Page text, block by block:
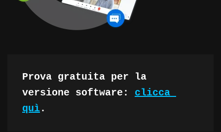
Prova gratuita per la
versione software: clicca
quì.